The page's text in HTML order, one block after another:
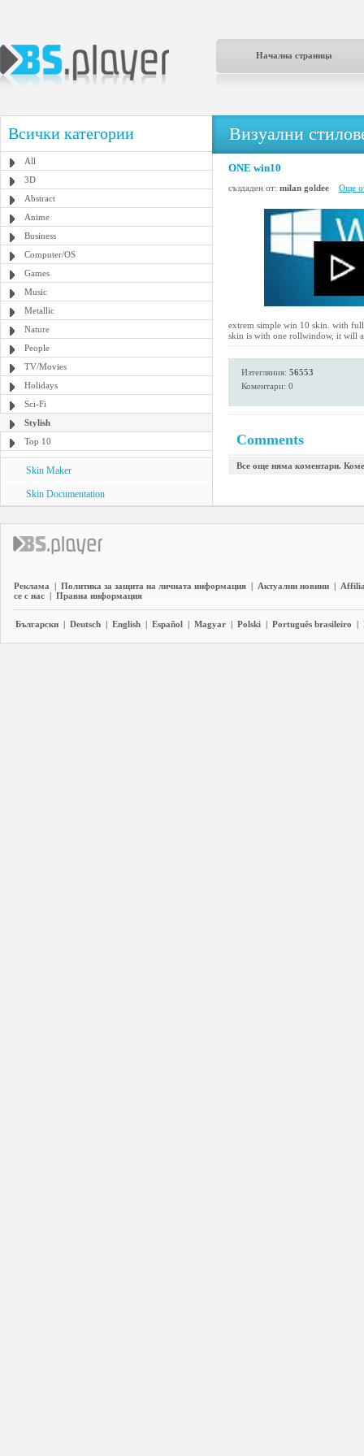
Начална страница
Всички категории
All
3D
Abstract
Anime
Business
Computer/OS
Games
Music
Metallic
Nature
People
TV/Movies
Holidays
Sci-Fi
Stylish
Top 10
Skin Maker
Skin Documentation
Визуални
ONE win10
създаден от: milan goldee Още
extrem simple win 10 skin. with
skin is with one rollwindow, it will
Изтегляния: 56553
Коментари: 0
Comments
Все още няма коментари.
Реклама | Политика за защита на личната информация | Актуални новини |
се с нас | Правна информация
Български | Deutsch | English | Español | Magyar | Polski | Português brasileiro |